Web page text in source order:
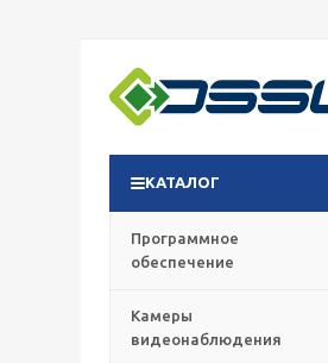
КАТАЛОГ
Программное
обеспечение
Камеры
видеонаблюдения